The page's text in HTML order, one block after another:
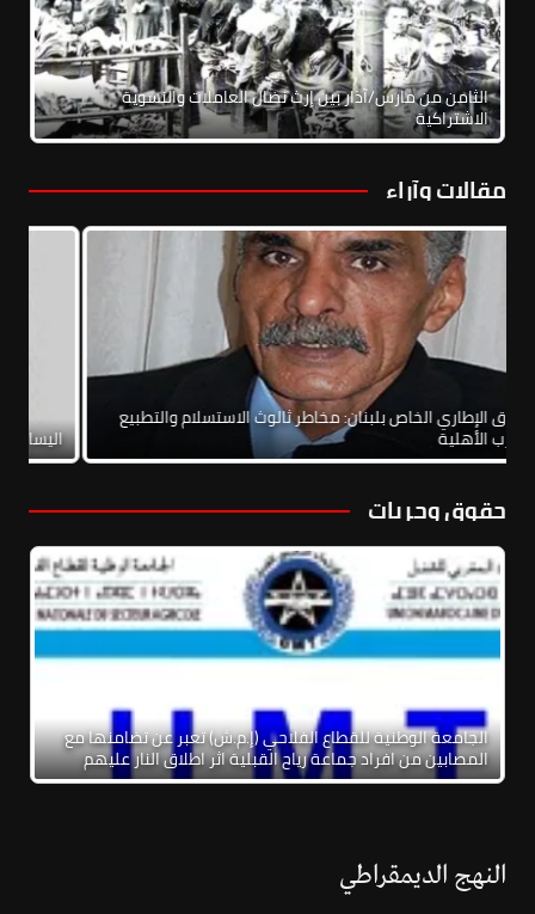
الثامن من مارس/آذار بين إرث نضال العاملات والنسوية
الاشتراكية
مقالات وآراء
الاتفاق الإطاري الخاص بلبنان: مخاطر ثالوث الاستسلام والتطبيع
والحرب الأهلية
حقوق وحريات
الجامعة الوطنية للقطاع الفلاحي (إ.م.ش) تعبر عن تضامنها مع
المصابين من افراد جماعة رياح القبلية اثر اطلاق النار عليهم
النهج الديمقراطي